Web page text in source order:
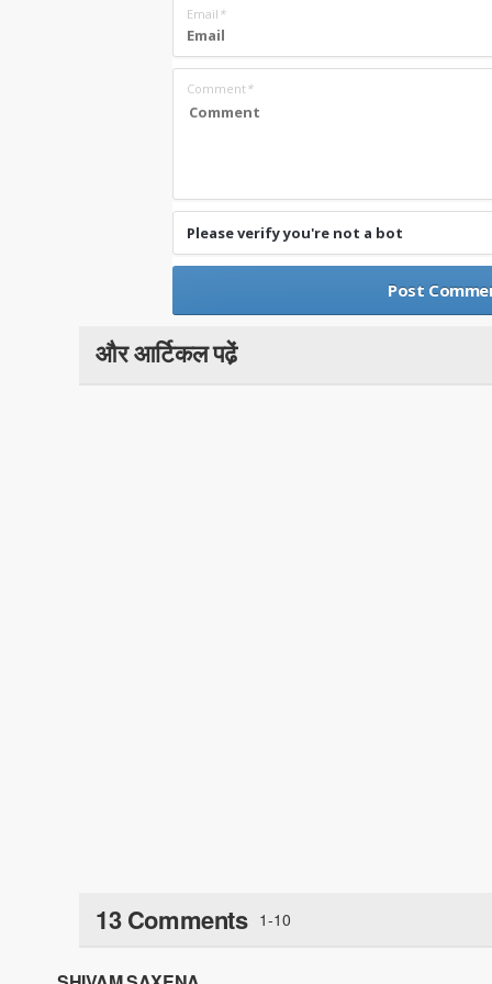
Email *
Comment*
Please verify you're not a bot
और आर्टिकल पढे़ं
13 Comments 1-10